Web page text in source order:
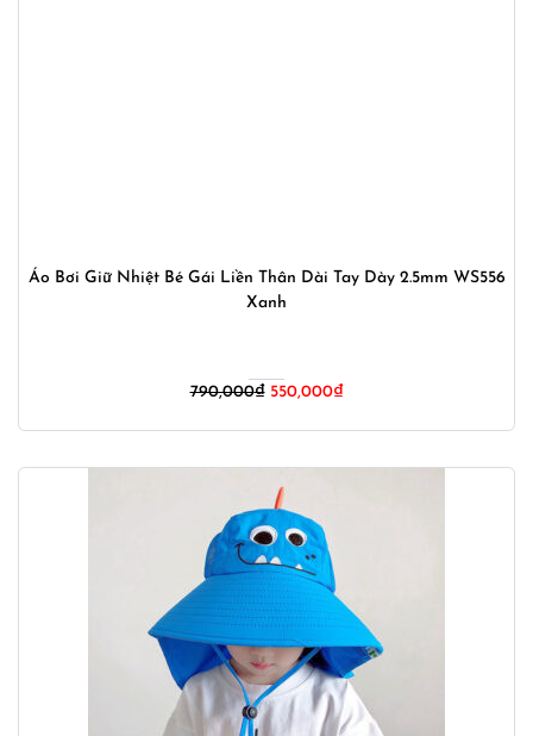
Áo Bơi Giữ Nhiệt Bé Gái Liền Thân Dài Tay Dày 2.5mm WS556
Xanh
790,000₫ Giá
790,000₫.
550,000₫Giá
là: